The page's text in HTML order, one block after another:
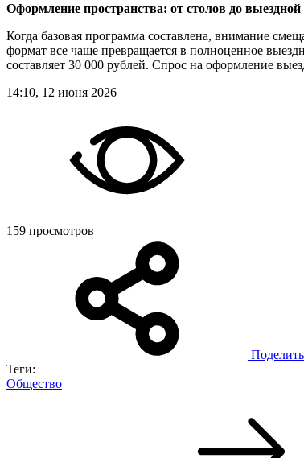
Оформление пространства: от столов до выездной
Когда базовая программа составлена, внимание
формат все чаще превращается в полноценное
составляет 30 000 рублей. Спрос на оформление
14:10, 12 июня 2026
159 просмотров
Теги:
Общество